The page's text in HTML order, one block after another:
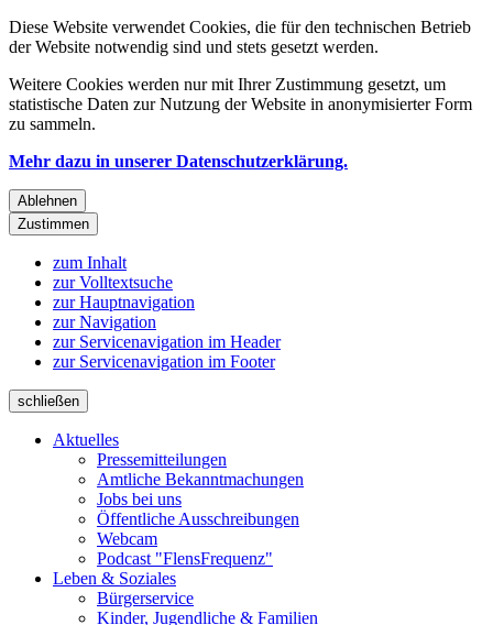
Diese Website verwendet Cookies, die für den technischen Betrieb
der Website notwendig sind und stets gesetzt werden.
Weitere Cookies werden nur mit Ihrer Zustimmung gesetzt, um
statistische Daten zur Nutzung der Website in anonymisierter Form
zu sammeln.
Mehr dazu in unserer Datenschutzerklärung.
Ablehnen
Zustimmen
zum Inhalt
zur Volltextsuche
zur Hauptnavigation
zur Navigation
zur Servicenavigation im Header
zur Servicenavigation im Footer
schließen
Aktuelles
Pressemitteilungen
Amtliche Bekanntmachungen
Jobs bei uns
Öffentliche Ausschreibungen
Webcam
Podcast "FlensFrequenz"
Leben & Soziales
Bürgerservice
Kinder, Jugendliche & Familien